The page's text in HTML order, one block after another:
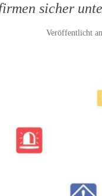
sicher
Veröffentlicht